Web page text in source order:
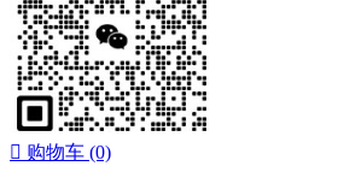
 购物车 (0)